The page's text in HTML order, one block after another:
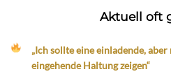
Aktuell oft
„Ich sollte eine einladende,
eingehende Haltung zeigen“